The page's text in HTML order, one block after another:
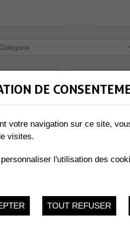
COMM'UNE HISTOIRE
Devant le bâtiment
DE
votre navigation sur ce site,
visites.
l'utilisation des
TOUT REFUSER